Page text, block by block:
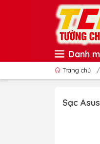
Danh
Trang chủ /
Sạc